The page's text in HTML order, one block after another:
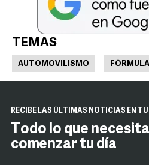
TEMAS
AUTOMOVILISMO FÓRMULA
RECIBE LAS ÚLTIMAS NOTICIAS EN
Todo lo que
comenzar tu día